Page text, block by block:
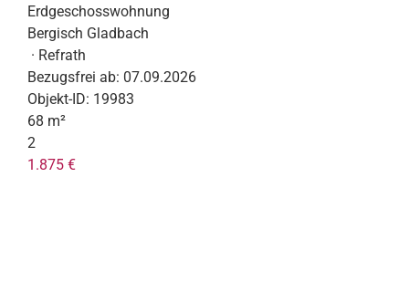
Erdgeschosswohnung
Bergisch Gladbach
· Refrath
Bezugsfrei ab: 07.09.2026
Objekt-ID: 19983
68 m²
2
1.875 €